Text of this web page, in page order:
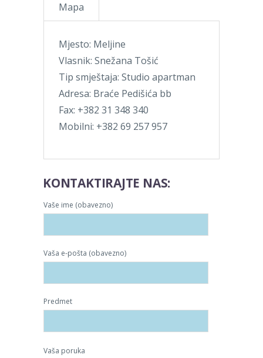
Mapa
Mjesto: Meljine
Vlasnik: Snežana Tošić
Tip smještaja: Studio apartman
Adresa: Braće Pedišića bb
Fax: +382 31 348 340
Mobilni: +382 69 257 957
KONTAKTIRAJTE NAS:
Vaše ime (obavezno)
Vaša e-pošta (obavezno)
Predmet
Vaša poruka